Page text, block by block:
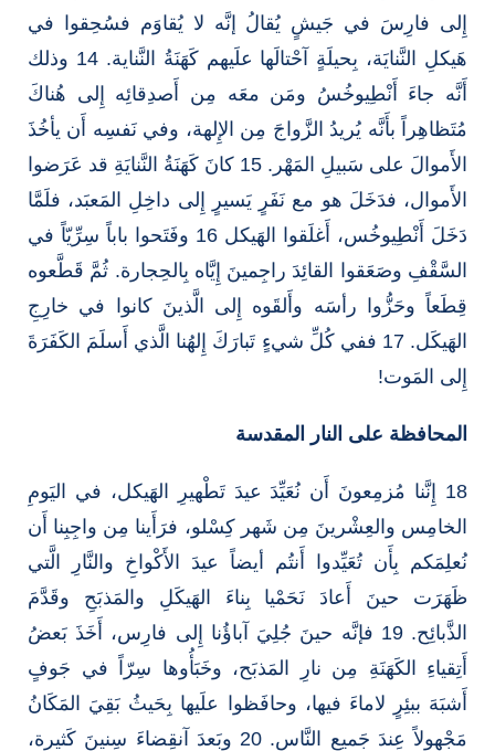
إِلى فارِسَ في جَيشٍ يُقالُ إنَّه لا يُقاوَم فسُحِقوا في
هَيكلِ النَّنايَة، بِحيلَةٍ آحْتالَها علَيهم كَهَنَةُ النَّناية. 14 وذلك
أَنَّه جاءَ أَنْطِيوخُسُ ومَن معَه مِن أَصدِقائِه إِلى هُناكَ
مُتَظاهِراً بأَنَّه يُريدُ الزَّواجَ مِن الإِلهة، وفي نَفسِه أَن يأخُذَ
الأَموالَ على سَبيلِ المَهْر. 15 كانَ كَهَنَةُ النَّنايَةِ قد عَرَضوا
الأَموال، فدَخَلَ هو مع نَفَرٍ يَسيرٍ إِلى داخِلِ المَعبَد، فلَمَّا
دَخَلَ أَنْطِيوخُس، أَغلَقوا الهَيكل 16 وفَتَحوا باباً سِرِّيّاً في
السَّقْفِ وصَعَقوا القائِدَ راجِمينَ إِيَّاه بِالحِجارة. ثُمَّ قَطَّعوه
قِطَعاً وحَزُّوا رأسَه وأَلقَوه إِلى الَّذينَ كانوا في خارِجِ
الهَيكَل. 17 ففي كُلِّ شيءٍ تَبارَكَ إِلهُنا الَّذي أَسلَمَ الكَفَرَةَ
إِلى المَوت!
المحافظة على النار المقدسة
18 إِنَّنا مُزمِعونَ أَن نُعَيِّدَ عيدَ تَطْهيرِ الهَيكل، في اليَومِ
الخامِس والعِشْرينَ مِن شَهر كِسْلو، فرَأَينا مِن واجِبِنا أَن
نُعلِمَكم بِأَن تُعَيِّدوا أَنتُم أيضاً عيدَ الأَكْواخِ والنَّارِ الَّتي
ظَهَرَت حينَ أَعادَ نَحَمْيا بِناءَ الهَيكَلِ والمَذبَحِ وقَدَّمَ
الذَّبائِح. 19 فإنَّه حينَ جُلِيَ آباؤُنا إِلى فارِس، أَخَذَ بَعضُ
أَتِقياءِ الكَهَنَةِ مِن نارِ المَذبَح، وخَبَأُوها سِرّاً في جَوفٍ
أَشبَهَ ببئِرٍ لاماءَ فيها، وحافَظوا علَيها بِحَيثُ بَقِيَ المَكَانُ
مَجْهولاً عِندَ جَميعِ النَّاس. 20 وبَعدَ آنقِضاءَ سِنينَ كَثيرة،